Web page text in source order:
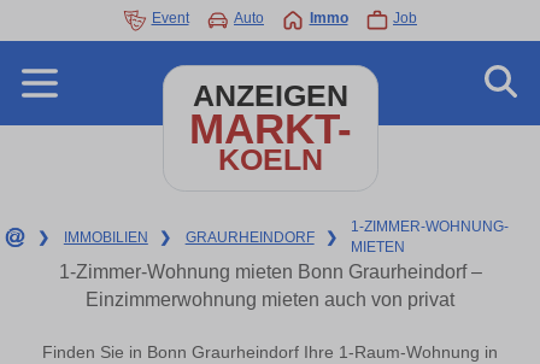
Event Auto Immo Job
ANZEIGEN
MARKT-
KOELN
❯ IMMOBILIEN ❯ GRAURHEINDORF ❯
1-ZIMMER-WOHNUNG-
MIETEN
1-Zimmer-Wohnung mieten Bonn Graurheindorf –
Einzimmerwohnung mieten auch von privat
Finden Sie in Bonn Graurheindorf Ihre 1-Raum-Wohnung in